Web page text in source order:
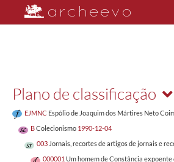
Plano de classificação
EJMNC Espólio de Joaquim dos Mártires Neto
BColecionismo 1990-12-04
003 Jornais, recortes de artigos de jornais e
000001 Um homem de Constância